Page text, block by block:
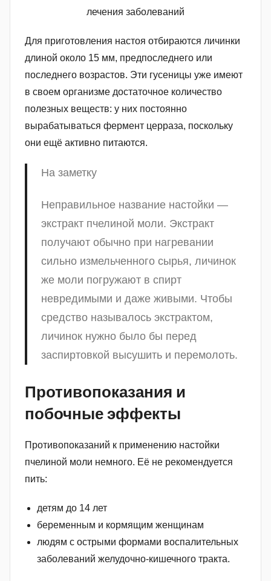
Для приготовления настоя отбираются личинки
длиной около 15 мм, предпоследнего или
последнего возрастов. Эти гусеницы уже имеют
в своем организме достаточное количество
полезных веществ: у них постоянно
вырабатываться фермент церраза, поскольку
они ещё активно питаются.
На заметку
Неправильное название настойки —
экстракт пчелиной моли. Экстракт
получают обычно при нагревании
сильно измельченного сырья, личинок
же моли погружают в спирт
невредимыми и даже живыми. Чтобы
средство называлось экстрактом,
личинок нужно было бы перед
заспиртовкой высушить и перемолоть.
Противопоказания и
побочные эффекты
Противопоказаний к применению настойки
пчелиной моли немного. Её не рекомендуется
пить:
детям до 14 лет
беременным и кормящим женщинам
людям с острыми формами воспалительных
заболеваний желудочно-кишечного тракта.